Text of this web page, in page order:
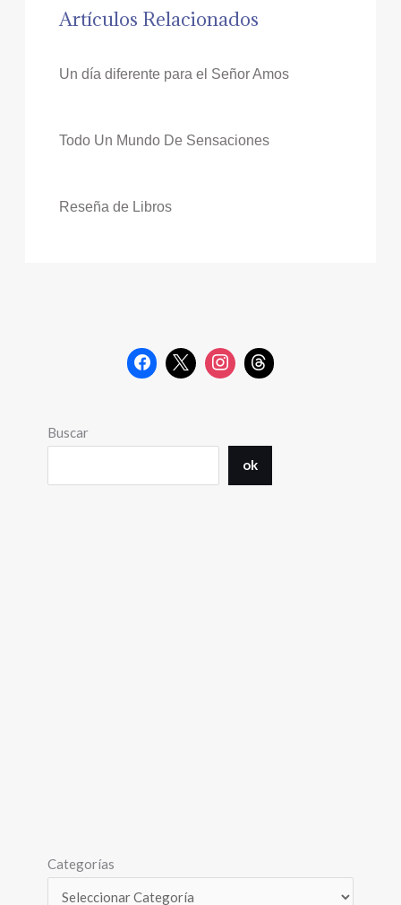
Artículos Relacionados
Un día diferente para el Señor Amos
Todo Un Mundo De Sensaciones
Reseña de Libros
Buscar
ok
Categorías